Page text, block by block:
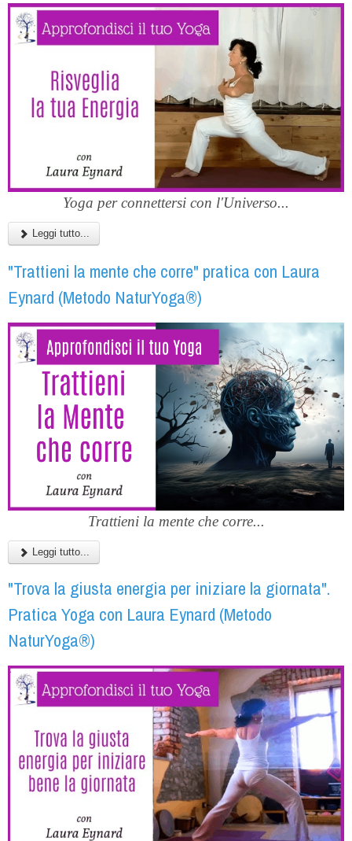
Yoga per connettersi con l'Universo...
Leggi tutto...
"Trattieni la mente che corre" pratica con Laura
Eynard (Metodo NaturYoga®)
Trattieni la mente che corre...
Leggi tutto...
"Trova la giusta energia per iniziare la giornata".
Pratica Yoga con Laura Eynard (Metodo
NaturYoga®)